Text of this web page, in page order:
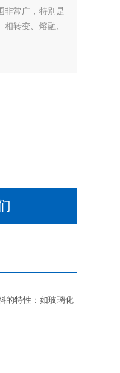
非常广，特别是
转变、熔融、
的特性：如玻璃化